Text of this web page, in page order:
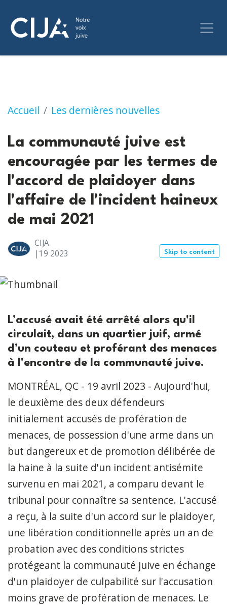
Accueil Les dernières nouvelles
La communauté juive est encouragée par
La communauté juive est
encouragée par les termes de
l'accord de plaidoyer dans
l'affaire de l'incident haineux
de mai 2021
CIJA
|19 2023 Skip to content
L’accusé avait été arrêté alors qu'il
circulait, dans un quartier juif, armé
d’un couteau et proférant des menaces
à l'encontre de la communauté juive.
MONTRÉAL, QC - 19 avril 2023 - Aujourd'hui,
le deuxième des deux défendeurs
initialement accusés de profération de
menaces, de possession d'une arme dans un
but dangereux et de promotion délibérée de
la haine à la suite d'un incident antisémite
survenu en mai 2021, a comparu devant le
tribunal pour connaître sa sentence. L'accusé
a reçu, à la suite d'un accord sur le plaidoyer,
une libération conditionnelle après un an de
probation avec des conditions strictes
protégeant la communauté juive en échange
d'un plaidoyer de culpabilité sur l'accusation
moins grave de profération de menaces. Le